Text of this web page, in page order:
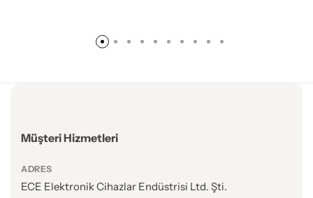
Müşteri Hizmetleri
ADRES
ECE Elektronik Cihazlar Endüstrisi Ltd. Şti.